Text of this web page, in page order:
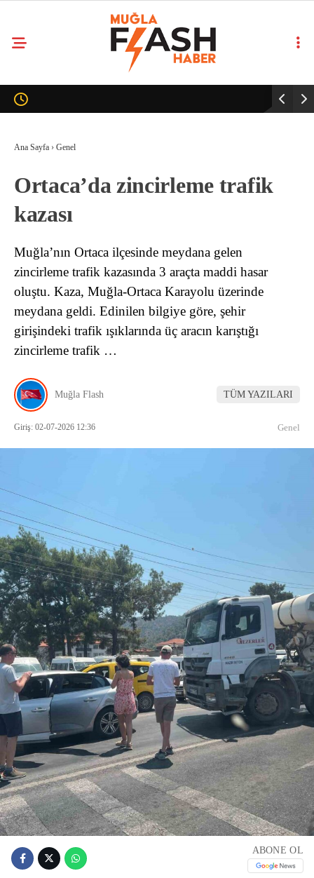
Ana Sayfa › Genel
Ortaca’da zincirleme trafik
kazası
Muğla’nın Ortaca ilçesinde meydana gelen
zincirleme trafik kazasında 3 araçta maddi hasar
oluştu. Kaza, Muğla-Ortaca Karayolu üzerinde
meydana geldi. Edinilen bilgiye göre, şehir
girişindeki trafik ışıklarında üç aracın karıştığı
zincirleme trafik …
Muğla Flash TÜM YAZILARI
Giriş: 02-07-2026 12:36 Genel
ABONE OL